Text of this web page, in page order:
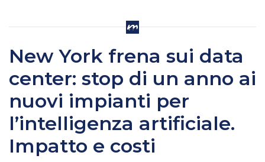
New York frena sui data
center: stop di un anno ai
nuovi impianti per
l’intelligenza artificiale.
Impatto e costi